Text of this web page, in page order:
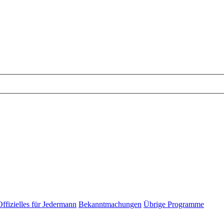
für Jedermann Bekanntmachungen Übrige Programme